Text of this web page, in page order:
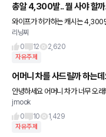
총알 4,300발.. 뭘 사야 할
와이프가 허가하는 캐시는 4,300
력적이라면 약간의 할부 가능 유
세단 / SUV 모
리닝찌
0
12 2,620
자유주제
어머니 차를 사드릴까 하는
안녕하세요 어머니 차가 너무 오래되어서 약 2천만원 미만대로 하나 사드릴까 하는데 추
천 할만한 차 의견 좀 구하려고 합니다 예산이 많진 않지만 어떤 차가 좋을까요 큐엠
랙스? 아빤떼?
jmook
0
10 1,429
자유주제